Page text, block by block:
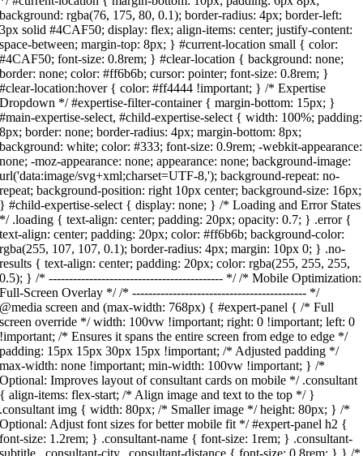
background: rgba(76, 175, 80, 0.1); border-radius: 4px; border-left:
3px solid #4CAF50; display: flex; align-items: center; justify-content:
space-between; margin-top: 8px; } #current-location small { color:
#4CAF50; font-size: 0.8rem; } #clear-location { background: none;
border: none; color: #ff6b6b; cursor: pointer; font-size: 0.8rem; }
#clear-location:hover { color: #ff4444 !important; } /* Expertise
Dropdown */ #expertise-filter-container { margin-bottom: 15px; }
#main-expertise-select, #child-expertise-select { width: 100%; padding:
8px; border: none; border-radius: 4px; margin-bottom: 8px;
background: white; color: #333; font-size: 0.9rem; -webkit-appearance:
none; -moz-appearance: none; appearance: none; background-image:
url('data:image/svg+xml;charset=UTF-8,'); background-repeat: no-
repeat; background-position: right 10px center; background-size: 16px;
} #child-expertise-select { display: none; } /* Loading and Error States
*/ .loading { text-align: center; padding: 20px; opacity: 0.7; } .error {
text-align: center; padding: 20px; color: #ff6b6b; background-color:
rgba(255, 107, 107, 0.1); border-radius: 4px; margin: 10px 0; } .no-
results { text-align: center; padding: 20px; color: rgba(255, 255, 255,
0.5); } /* ------------------------------------------- */ /* Mobile Optimization:
Full-Screen Overlay */ /* ------------------------------------------- */
@media screen and (max-width: 768px) { #expert-panel { /* Full
screen override */ width: 100vw !important; right: 0 !important; left: 0
!important; /* Ensures it spans the entire screen from edge to edge */
padding: 15px 15px 30px 15px !important; /* Adjusted padding */
max-width: none !important; min-width: 100vw !important; } /*
Optional: Improves layout of consultant cards on mobile */ .consultant
{ align-items: flex-start; /* Align image and text to the top */ }
.consultant img { width: 80px; /* Smaller image */ height: 80px; } /*
Optional: Adjust font sizes for better mobile fit */ #expert-panel h2 {
font-size: 1.2rem; } .consultant-name { font-size: 1rem; } .consultant-
subtitle, .consultant-city, .consultant-distance { font-size: 0.8rem; } } /*